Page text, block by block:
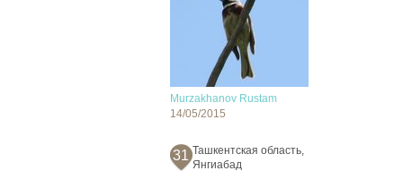
Murzakhanov Rustam
14/05/2015
31 Ташкентская область,
Янгиабад